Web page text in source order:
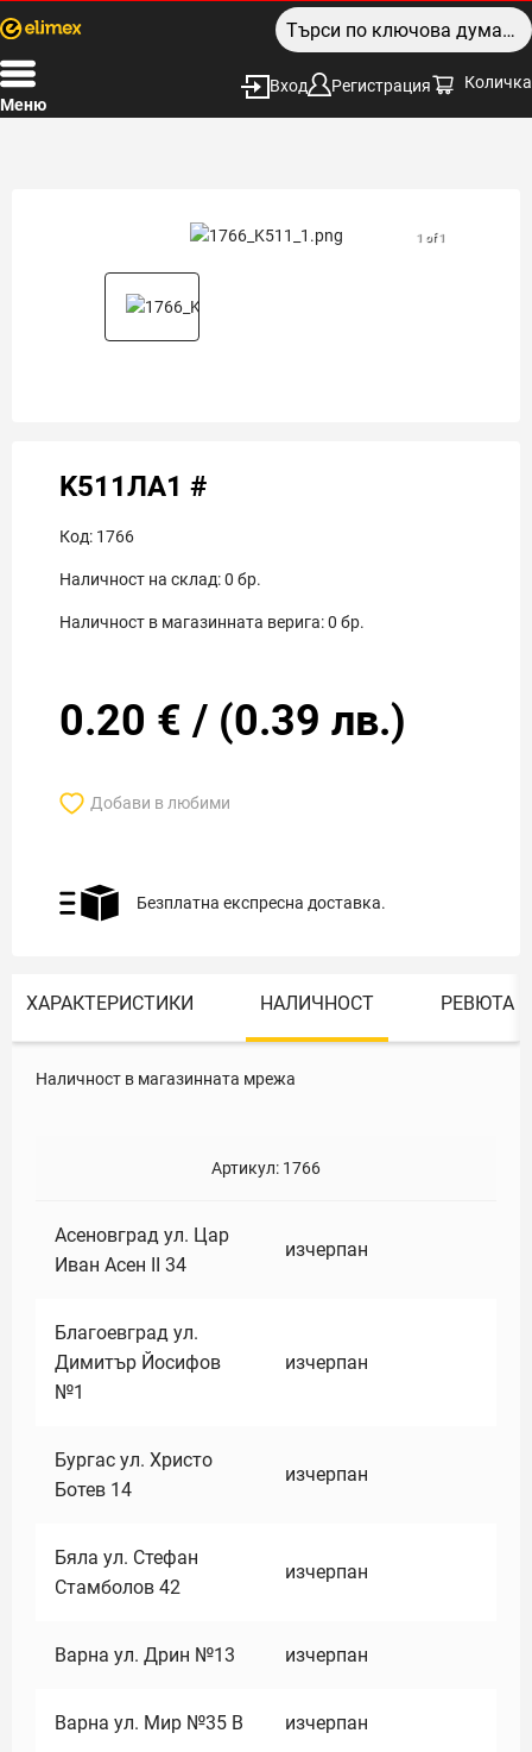
Меню
Вход Регистрация Количка
1 of 1
K511ЛА1 #
Код: 1766
Наличност на склад:0 бр.
Наличност в магазинната верига:0 бр.
0.20 € / (0.39 лв.)
Добави в любими
Безплатна експресна доставка.
ХАРАКТЕРИСТИКИ НАЛИЧНОСТ РЕВЮТА
Наличност в магазинната мрежа
Артикул: 1766
Асеновград ул. Цар
Иван Асен II 34
изчерпан
Благоевград ул.
Димитър Йосифов
№1
изчерпан
Бургас ул. Христо
Ботев 14
изчерпан
Бяла ул. Стефан
Стамболов 42
изчерпан
Варна ул. Дрин №13 изчерпан
Варна ул. Мир №35 В изчерпан